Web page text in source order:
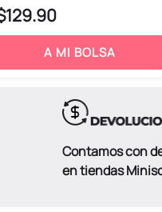
129.90
A MI BOLSA
Contamos con
en tiendas